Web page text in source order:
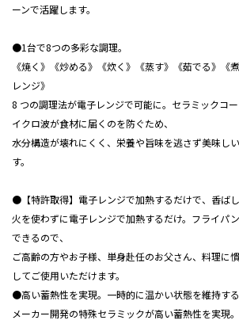
ーンで活躍します。
●1台で8つの多彩な調理。
《焼く》《炒める》《炊く》《蒸す》《茹でる》《
レンジ》
8 つの調理法が電子レンジで可能に。セラミックコ
イクロ波が食材に届くのを防ぐため、
水分構造が壊れにくく、栄養や旨味を逃さず美味し
す。
●【特許取得】電子レンジで加熱するだけで、香ばし
火を使わずに電子レンジで加熱するだけ。フライパ
できるので、
ご高齢の方やお子様、単身赴任のお父さん、料理に
してご使用いただけます。
●高い蓄熱性を実現。一時的に温かい状態を維持する
メーカー開発の特殊セラミックが高い蓄熱性を実現